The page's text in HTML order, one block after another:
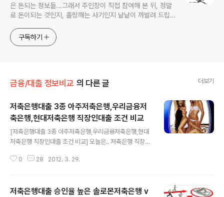
은 돈되는 정보들...그래서 주인장이 직접 참여해 본 뒤, 정말
로 돈이되는 것인지, 홀랑깨는 사기인지 낱낱이 까발려 드립니
야~구독하기
금융/대출 정보비교 의 다른 글 더보기
저축은행대출 3종 아주저축은행,우리금융저
축은행,현대저축은행 직장인대출 조건 비교
[저축은행대출 3종 아주저축은행,우리금융저축은행,현대
저축은행 직장인대출 조건 비교] 오늘은.. 저축은행 직장인
이 아닌.. 그렇다고...완죤 마이너 저축은행은 아니지만.. 뭔
우리금융저축은행, 현대저축은행 직장인대출 조건을 비교
0 28 2012. 3. 29.
저축은행대출 승인율 높은 솔로몬저축은행 v